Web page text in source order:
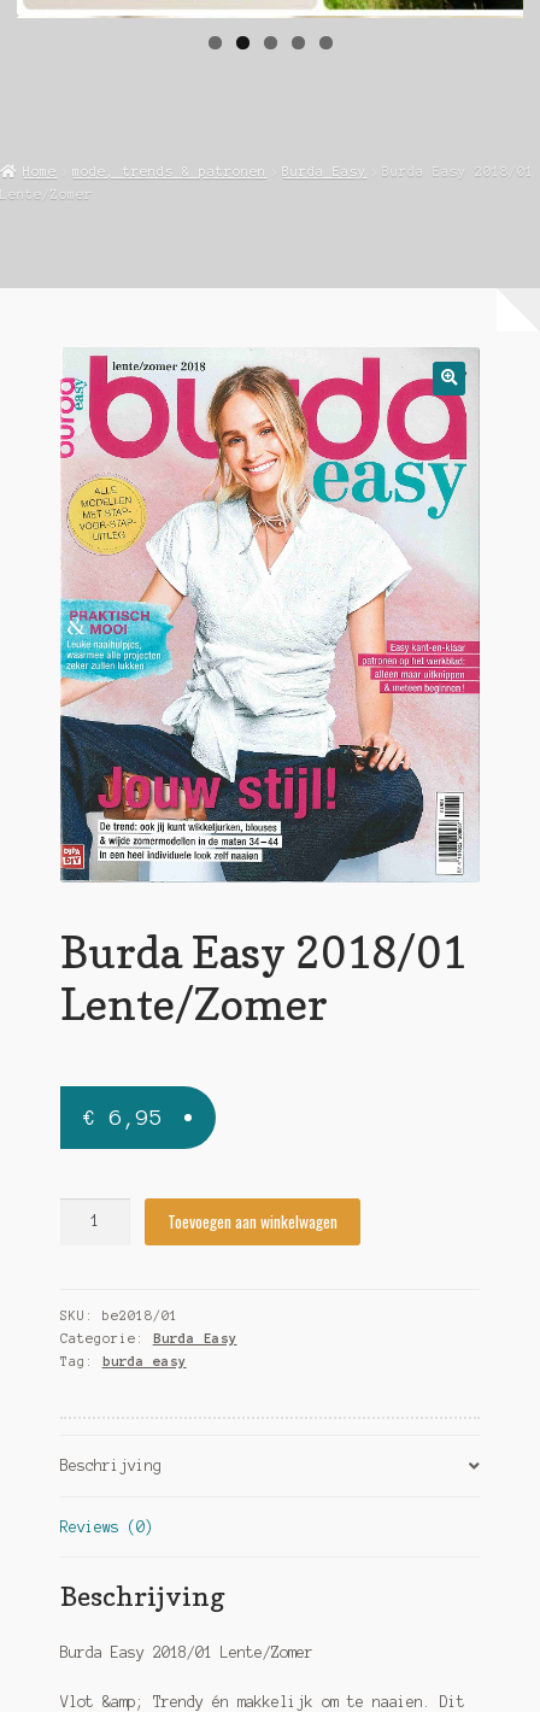
Home mode, trends & patronen Burda Easy
Burda Easy 2018/01
Lente/Zomer
🔍
Burda Easy 2018/01
Lente/Zomer
€ 6,95
quantity
Toevoegen aan winkelwagen
SKU: be2018/01
Categorie: Burda Easy
Tag: burda easy
Beschrijving
Reviews (0)
Beschrijving
Burda Easy 2018/01 Lente/Zomer
Vlot &amp; Trendy én makkelijk om te naaien. Dit